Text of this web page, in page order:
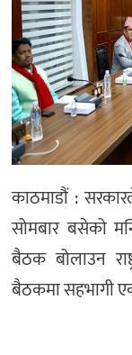
भिडियो
काठमाडौं :
सोमबार बसेको
बैठक बोलाउन
बैठकमा सहभागी